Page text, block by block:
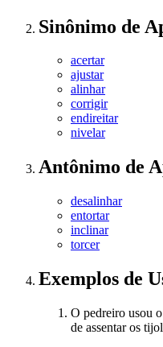
Sinônimo de
acertar
ajustar
alinhar
corrigir
endireitar
nivelar
Antônimo de
desalinhar
entortar
inclinar
torcer
Exemplos de
O pedreiro usou
de assentar os